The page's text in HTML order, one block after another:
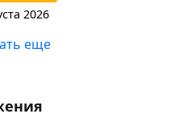
2026
еще